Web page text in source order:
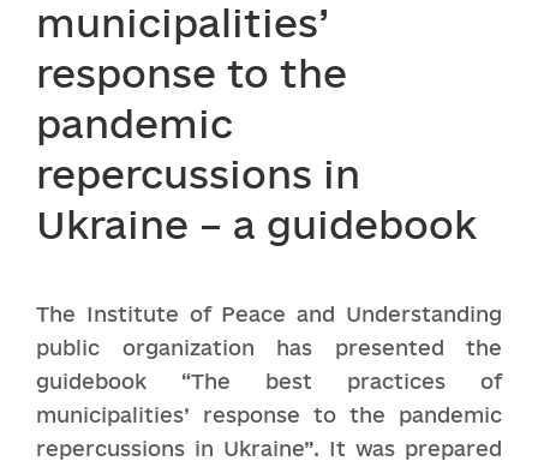
municipalities’
response to the
pandemic
repercussions in
Ukraine – a guidebook
The Institute of Peace and Understanding
public organization has presented the
guidebook “The best practices of
municipalities’ response to the pandemic
repercussions in Ukraine”. It was prepared